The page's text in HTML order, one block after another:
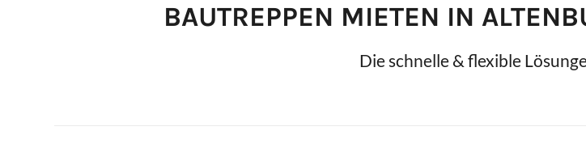
BAUTREPPEN MIETEN IN
Die schnelle & flexible